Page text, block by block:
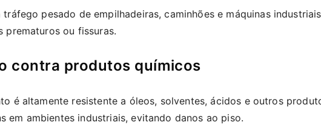
pesado de empilhadeiras, caminhões e máquinas
prematuros ou fissuras.
contra produtos químicos
é altamente resistente a óleos, solventes, ácidos e outros
em ambientes industriais, evitando danos ao piso.